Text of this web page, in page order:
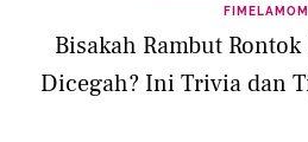
FIMELAMOM
Bisakah Rambut
Dicegah? Ini Trivia dan